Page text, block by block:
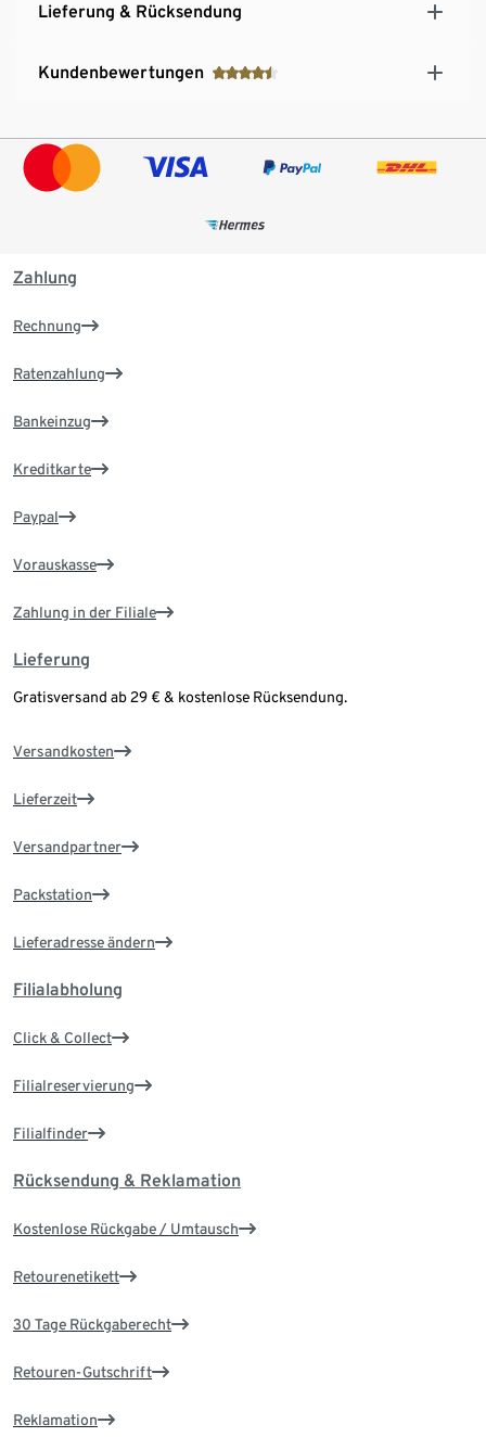
Lieferung & Rücksendung
Kundenbewertungen
Zahlung
Rechnung
Ratenzahlung
Bankeinzug
Kreditkarte
Paypal
Vorauskasse
Zahlung in der Filiale
Lieferung
Gratisversand ab 29 € & kostenlose Rücksendung.
Versandkosten
Lieferzeit
Versandpartner
Packstation
Lieferadresse ändern
Filialabholung
Click & Collect
Filialreservierung
Filialfinder
Rücksendung & Reklamation
Kostenlose Rückgabe / Umtausch
Retourenetikett
30 Tage Rückgaberecht
Retouren-Gutschrift
Reklamation